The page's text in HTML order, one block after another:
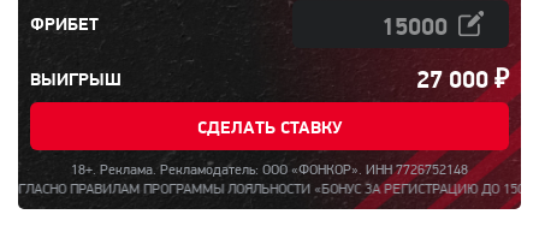
ФРИБЕТ
ВЫИГРЫШ 27 000₽
СДЕЛАТЬ СТАВКУ
18+. Реклама. Рекламодатель: ООО «ФОНКОР». ИНН 7726752148
ПРАВИЛАМ ПРОГРАММЫ ЛОЯЛЬНОСТИ «БОНУС ЗА РЕГИСТРАЦИЮ ДО